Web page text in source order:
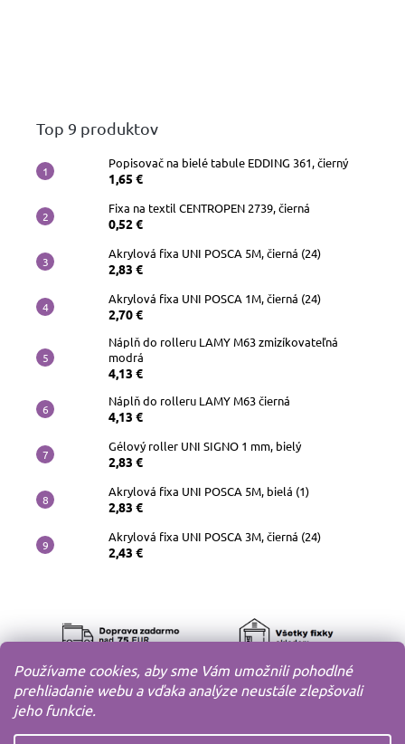
Používame cookies, aby sme Vám umožnili pohodlné
prehliadanie webu a vďaka analýze neustále zlepšovali
jeho funkcie.
Top 9 produktov
Popisovač na bielé tabule EDDING 361, čierný
1,65 €
Fixa na textil CENTROPEN 2739, čierná
0,52 €
Akrylová fixa UNI POSCA 5M, čierná (24)
2,83 €
Akrylová fixa UNI POSCA 1M, čierná (24)
2,70 €
Náplň do rolleru LAMY M63 zmizíkovateľná
modrá
4,13 €
Náplň do rolleru LAMY M63 čierná
4,13 €
Gélový roller UNI SIGNO 1 mm, bielý
2,83 €
Akrylová fixa UNI POSCA 5M, bielá (1)
2,83 €
Akrylová fixa UNI POSCA 3M, čierná (24)
2,43 €